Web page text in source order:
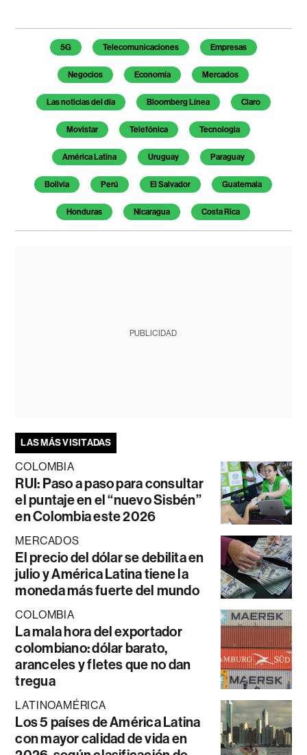
Temas de este artículo
5G Telecomunicaciones Empresas
Negocios Economía Mercados
Las noticias del día Bloomberg Línea Claro
Movistar Telefónica Tecnologia
América Latina Uruguay Paraguay
Bolivia Perú El Salvador Guatemala
Honduras Nicaragua Costa Rica
PUBLICIDAD
LAS MÁS VISITADAS
COLOMBIA
RUI: Paso a paso para consultar
el puntaje en el “nuevo Sisbén”
en Colombia este 2026
MERCADOS
El precio del dólar se debilita en
julio y América Latina tiene la
moneda más fuerte del mundo
COLOMBIA
La mala hora del exportador
colombiano: dólar barato,
aranceles y fletes que no dan
tregua
LATINOAMÉRICA
Los 5 países de América Latina
con mayor calidad de vida en